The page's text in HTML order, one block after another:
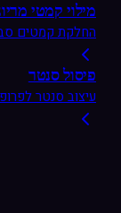
מילוי קמטי
החלקת קמטים
פיסול סנטר
עיצוב סנטר